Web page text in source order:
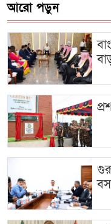
আরো পড়ুন